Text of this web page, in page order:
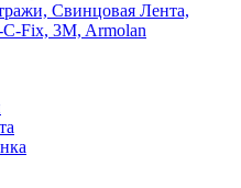
Свинцовая Лента,
Fix, 3M, Armolan